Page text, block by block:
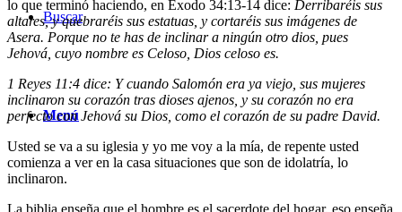
Buscar
Menú
lo que terminó haciendo, en Éxodo 34:13-14 dice: Derribaréis sus
altares, y quebraréis sus estatuas, y cortaréis sus imágenes de
Asera. Porque no te has de inclinar a ningún otro dios, pues
Jehová, cuyo nombre es Celoso, Dios celoso es.
1 Reyes 11:4 dice: Y cuando Salomón era ya viejo, sus mujeres
inclinaron su corazón tras dioses ajenos, y su corazón no era
perfecto con Jehová su Dios, como el corazón de su padre David.
Usted se va a su iglesia y yo me voy a la mía, de repente usted
comienza a ver en la casa situaciones que son de idolatría, lo
inclinaron.
La biblia enseña que el hombre es el sacerdote del hogar, eso enseña